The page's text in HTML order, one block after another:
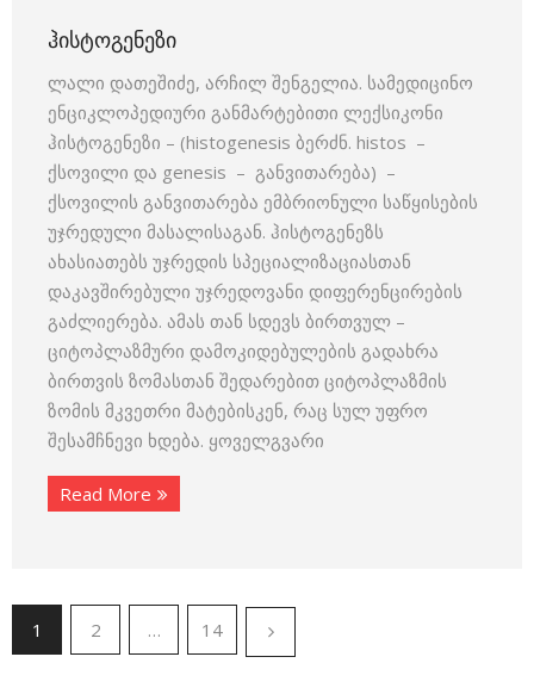
ᲰᲘᲡᲢᲝᲒᲔᲜᲔᲖᲘ
ლალი დათეშიძე, არჩილ შენგელია. სამედიცინო
ენციკლოპედიური განმარტებითი ლექსიკონი
ჰისტოგენეზი – (histogenesis ბერძნ. histos –
ქსოვილი და genesis – განვითარება) –
ქსოვილის განვითარება ემბრიონული საწყისების
უჯრედული მასალისაგან. ჰისტოგენეზს
ახასიათებს უჯრედის სპეციალიზაციასთან
დაკავშირებული უჯრედოვანი დიფერენცირების
გაძლიერება. ამას თან სდევს ბირთვულ –
ციტოპლაზმური დამოკიდებულების გადახრა
ბირთვის ზომასთან შედარებით ციტოპლაზმის
ზომის მკვეთრი მატებისკენ, რაც სულ უფრო
შესამჩნევი ხდება. ყოველგვარი
Read More
1 2 … 14